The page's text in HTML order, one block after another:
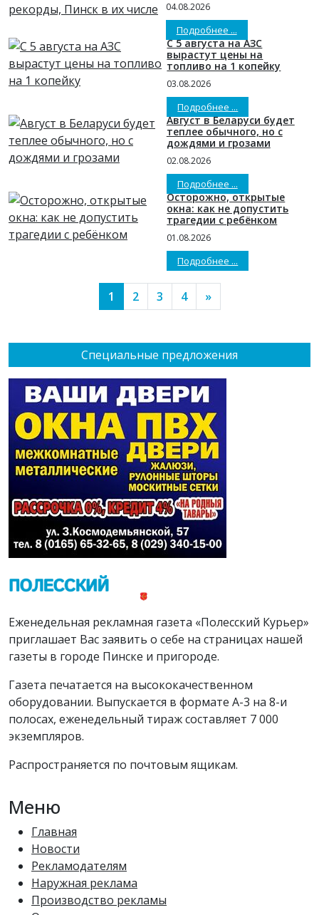
Специальные предложения
04.08.2026
Подробнее ...
С 5 августа на АЗС
вырастут цены на
топливо на 1 копейку
03.08.2026
Подробнее ...
Август в Беларуси будет
теплее обычного, но с
дождями и грозами
02.08.2026
Подробнее ...
Осторожно, открытые
окна: как не допустить
трагедии с ребёнком
01.08.2026
Подробнее ...
1 2 3 4 »
Еженедельная рекламная газета «Полесский Курьер»
приглашает Вас заявить о себе на страницах нашей
газеты в городе Пинске и пригороде.
Газета печатается на высококачественном
оборудовании. Выпускается в формате А-3 на 8-и
полосах, еженедельный тираж составляет 7 000
экземпляров.
Распространяется по почтовым ящикам.
Меню
Главная
Новости
Рекламодателям
Наружная реклама
Производство рекламы